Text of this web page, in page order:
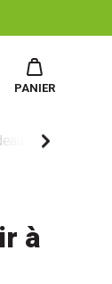
PANIER
Marques
à